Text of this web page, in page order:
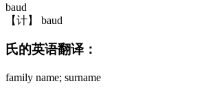
baud
【计】 baud
氏的英语翻译：
family name; surname